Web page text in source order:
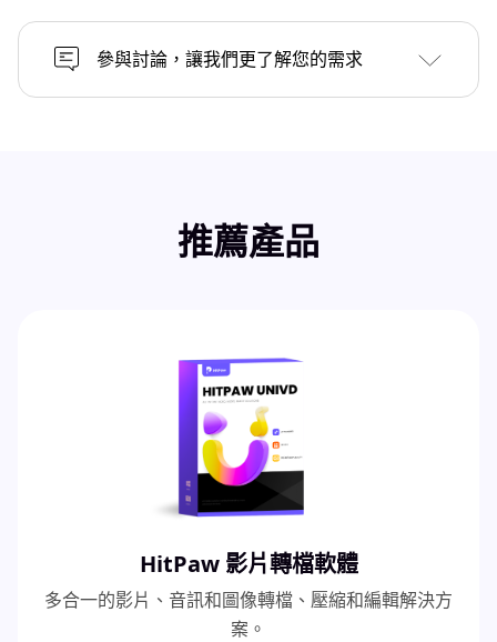
參與討論，讓我們更了解您的需求
推薦產品
HitPaw 影片轉檔軟體
多合一的影片、音訊和圖像轉檔、壓縮和編輯解決方
案。